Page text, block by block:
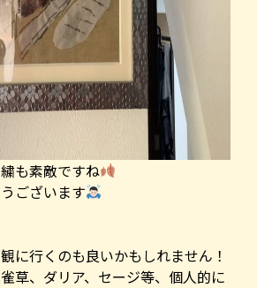
も素敵ですね
ございます
に行くのも良いかもしれません！
草、ダリア、セージ等、個人的に